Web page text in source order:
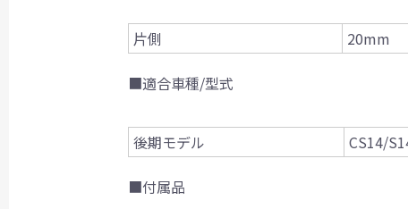
片側 20mm
■適合車種/型式
後期モデル CS14/
■付属品